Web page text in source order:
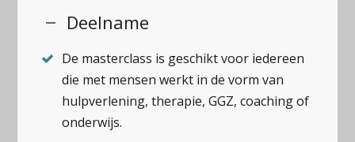
Deelname
De masterclass is geschikt voor iedereen
die met mensen werkt in de vorm van
hulpverlening, therapie, GGZ, coaching of
onderwijs.